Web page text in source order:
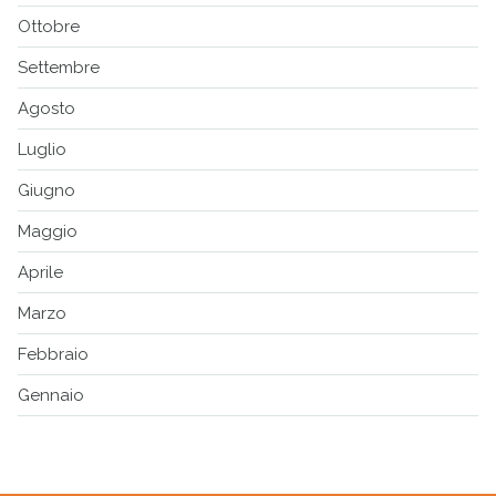
Ottobre
Settembre
Agosto
Luglio
Giugno
Maggio
Aprile
Marzo
Febbraio
Gennaio